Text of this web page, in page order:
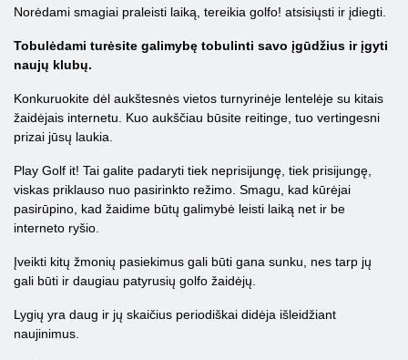
Norėdami smagiai praleisti laiką, tereikia golfo! atsisiųsti ir įdiegti.
Tobulėdami turėsite galimybę tobulinti savo įgūdžius ir įgyti
naujų klubų.
Konkuruokite dėl aukštesnės vietos turnyrinėje lentelėje su kitais
žaidėjais internetu. Kuo aukščiau būsite reitinge, tuo vertingesni
prizai jūsų laukia.
Play Golf it! Tai galite padaryti tiek neprisijungę, tiek prisijungę,
viskas priklauso nuo pasirinkto režimo. Smagu, kad kūrėjai
pasirūpino, kad žaidime būtų galimybė leisti laiką net ir be
interneto ryšio.
Įveikti kitų žmonių pasiekimus gali būti gana sunku, nes tarp jų
gali būti ir daugiau patyrusių golfo žaidėjų.
Lygių yra daug ir jų skaičius periodiškai didėja išleidžiant
naujinimus.